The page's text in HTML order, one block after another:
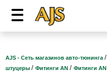
AJS - Сеть магазинов авто-тюнинга /
штуцеры / Фитинги AN / Фитинги AN